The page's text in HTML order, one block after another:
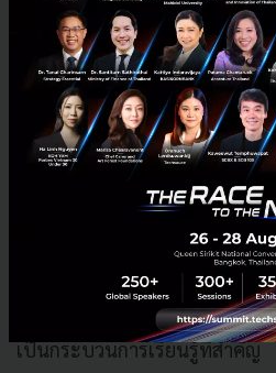
นอกจากนี้ ยังเน้นย้ำถึงความส
ต้องได้ (Tangible Results) จาก
โดยมองว่า KPI ที่สำคัญคือ 'ควา
ภายใน ที่แสดงออกผ่านความเต็
สตาร์ทอัพ และการนำเทคโนโล
โดยมองว่า การทำ POC ช่วยใ
รู้ ค้นพบปัญหาใหม่ๆ และปรับ
แม้ว่า POC อาจไม่ประสบควา
เป็นกระบวนการเรียนรู้ที่สำคัญ